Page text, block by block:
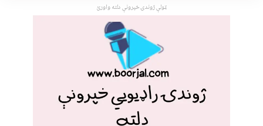
ټولې ژوندۍ خپرونې دلته واورئ